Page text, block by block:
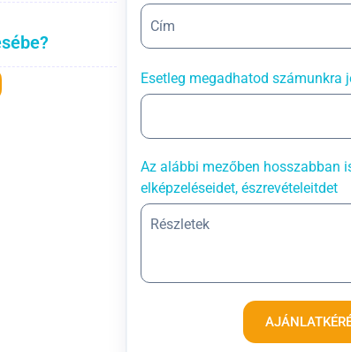
Esetleg megadhatod számunkra
Az alábbi mezőben hosszabban
elképzeléseidet, észrevételeitdet